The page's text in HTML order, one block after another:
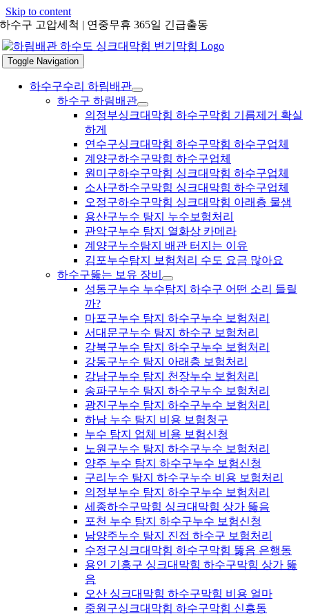
Skip to content
하수구 고압세척 | 연중무휴 365일 긴급출동
Toggle Navigation
하수구수리 하림배관
하수구 하림배관
의정부싱크대막힘 하수구막힘 기름제거 확실
하게
연수구싱크대막힘 하수구막힘 하수구업체
계양구하수구막힘 하수구업체
원미구하수구막힘 싱크대막힘 하수구업체
소사구하수구막힘 싱크대막힘 하수구업체
오정구하수구막힘 싱크대막힘 아래층 물샘
용산구누수 탐지 누수보험처리
관악구누수 탐지 열화상 카메라
계양구누수탐지 배관 터지는 이유
김포누수탐지 보험처리 수도 요금 많아요
하수구뚫는 보유 장비
성동구누수 누수탐지 하수구 어떤 소리 들릴
까?
마포구누수 탐지 하수구누수 보험처리
서대문구누수 탐지 하수구 보험처리
강북구누수 탐지 하수구누수 보험처리
강동구누수 탐지 아래층 보험처리
강남구누수 탐지 천장누수 보험처리
송파구누수 탐지 하수구누수 보험처리
광진구누수 탐지 하수구누수 보험처리
하남 누수 탐지 비용 보험청구
누수 탐지 업체 비용 보험신청
노원구누수 탐지 하수구누수 보험처리
양주 누수 탐지 하수구누수 보험신청
구리누수 탐지 하수구누수 비용 보험처리
의정부누수 탐지 하수구누수 보험처리
세종하수구막힘 싱크대막힘 상가 뚫음
포천 누수 탐지 하수구누수 보험신청
남양주누수 탐지 진접 하수구 보험처리
수정구싱크대막힘 하수구막힘 뚫음 은행동
용인 기흥구 싱크대막힘 하수구막힘 상가 뚫
음
오산 싱크대막힘 하수구막힘 비용 얼마
중원구싱크대막힘 하수구막힘 신흥동